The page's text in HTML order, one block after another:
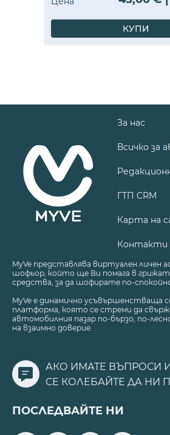
КУПИ
За нас
Всичко за
ГТП CRM
Карта на
Контакти
MyVe представлява виртуален личен
шофьор, който ще Ви помага в
средства, за да шофирате по-
MyVe е динамично усъвършенстваща
платформа, която се стреми да
автомобилния пазар по-бързо, по-
на взаимно доверие.
АКО ИМАТЕ ВЪПРОСИ
СЕ КОЛЕБАЙТЕ ДА НИ
ПОСЛЕДВАЙТЕ НИ